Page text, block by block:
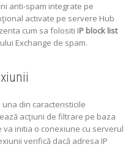
anti-spam integrate pe
activate pe servere Hub
cum sa folositi IP block list
Exchange de spam.
din caracteristicile
acţiuni de filtrare pe baza
initia o conexiune cu serverul
verifică dacă adresa IP